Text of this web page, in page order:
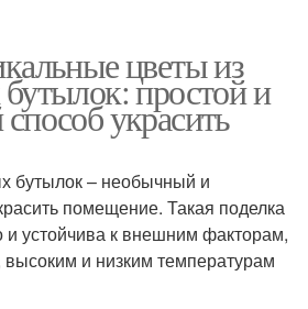
цветы из
простой и
украсить
бутылок – необычный и
помещение. Такая поделка
и устойчива к внешним факторам,
и низким температурам